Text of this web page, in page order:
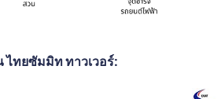
ทยซัมมิท ทาวเวอร์: